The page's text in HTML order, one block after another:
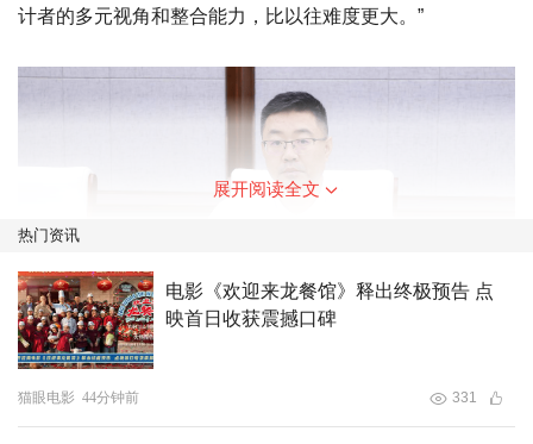
计者的多元视角和整合能力，比以往难度更大。”
展开阅读全文
热门资讯
电影《欢迎来龙餐馆》释出终极预告 点
映首日收获震撼口碑
猫眼电影 44分钟前 331